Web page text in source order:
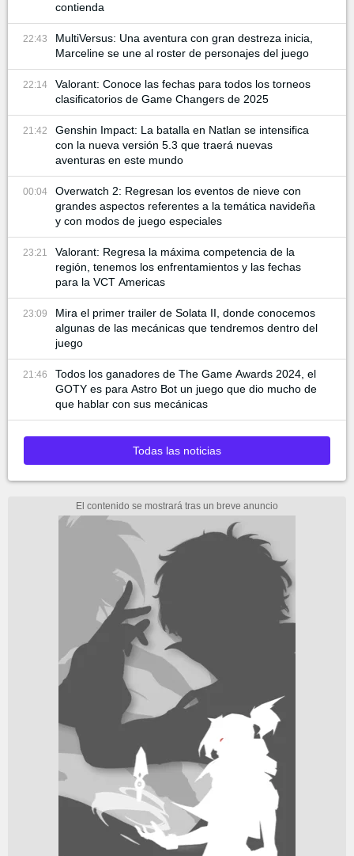
contienda
22:43
MultiVersus: Una aventura con gran destreza inicia,
Marceline se une al roster de personajes del juego
22:14
Valorant: Conoce las fechas para todos los torneos
clasificatorios de Game Changers de 2025
21:42
Genshin Impact: La batalla en Natlan se intensifica
con la nueva versión 5.3 que traerá nuevas
aventuras en este mundo
00:04
Overwatch 2: Regresan los eventos de nieve con
grandes aspectos referentes a la temática navideña
y con modos de juego especiales
23:21
Valorant: Regresa la máxima competencia de la
región, tenemos los enfrentamientos y las fechas
para la VCT Americas
23:09
Mira el primer trailer de Solata II, donde conocemos
algunas de las mecánicas que tendremos dentro del
juego
21:46
Todos los ganadores de The Game Awards 2024, el
GOTY es para Astro Bot un juego que dio mucho de
que hablar con sus mecánicas
Todas las noticias